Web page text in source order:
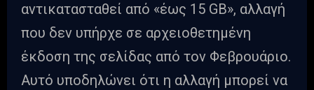
αντικατασταθεί από «έως 15 GB», αλλαγή
που δεν υπήρχε σε αρχειοθετημένη
έκδοση της σελίδας από τον Φεβρουάριο.
Αυτό υποδηλώνει ότι η αλλαγή μπορεί να